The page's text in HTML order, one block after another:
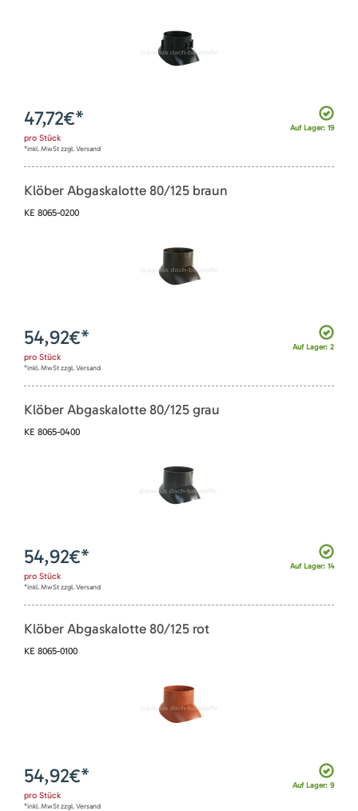
Auf Lager: 19
47,72€*
pro Stück
*inkl. MwSt zzgl. Versand
Klöber Abgaskalotte 80/125 braun
KE 8065-0200
Auf Lager: 2
54,92€*
pro Stück
*inkl. MwSt zzgl. Versand
Klöber Abgaskalotte 80/125 grau
KE 8065-0400
Auf Lager: 14
54,92€*
pro Stück
*inkl. MwSt zzgl. Versand
Klöber Abgaskalotte 80/125 rot
KE 8065-0100
Auf Lager: 9
54,92€*
pro Stück
*inkl. MwSt zzgl. Versand